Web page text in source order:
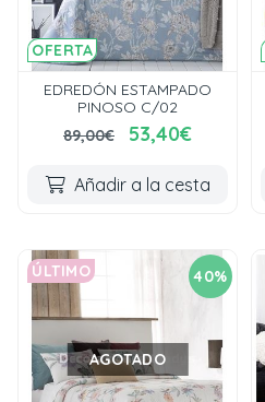
OFERTA
EDREDÓN ESTAMPADO
PINOSO C/02
89,00€
53,40€
Añadir a la cesta
40%
ÚLTIMO
AGOTADO